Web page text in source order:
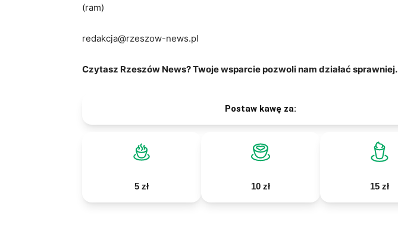
(ram)
redakcja@rzeszow-news.pl
Czytasz Rzeszów News? Twoje wsparcie pozwoli nam działać sprawniej.
Postaw kawę za:
5 zł 10 zł 15 zł